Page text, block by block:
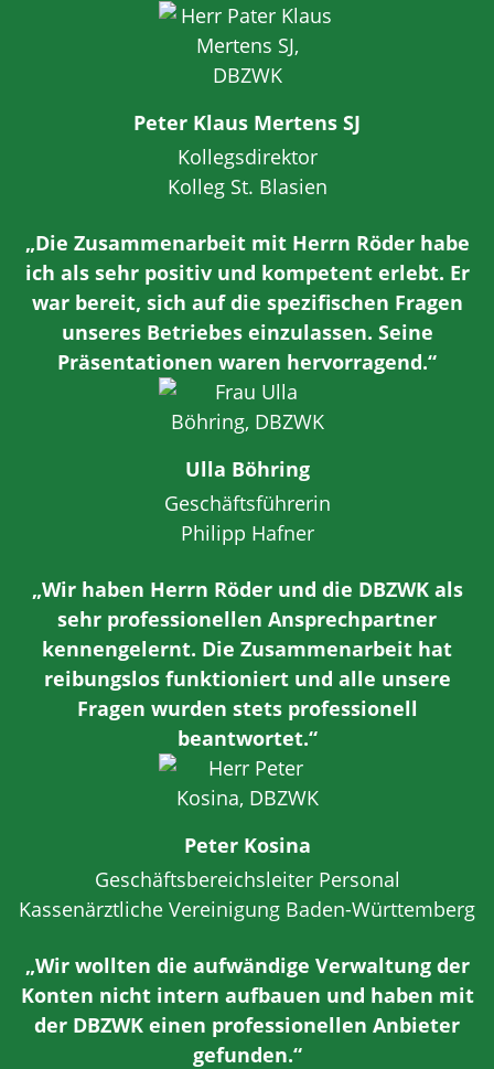
Peter Klaus Mertens SJ
Kollegsdirektor
Kolleg St. Blasien
„Die Zusammenarbeit mit Herrn Röder habe
ich als sehr positiv und kompetent erlebt. Er
war bereit, sich auf die spezifischen Fragen
unseres Betriebes einzulassen. Seine
Präsentationen waren hervorragend.“
Ulla Böhring
Geschäftsführerin
Philipp Hafner
„Wir haben Herrn Röder und die DBZWK als
sehr professionellen Ansprechpartner
kennengelernt. Die Zusammenarbeit hat
reibungslos funktioniert und alle unsere
Fragen wurden stets professionell
beantwortet.“
Peter Kosina
Geschäftsbereichsleiter Personal
Kassenärztliche Vereinigung Baden-Württemberg
„Wir wollten die aufwändige Verwaltung der
Konten nicht intern aufbauen und haben mit
der DBZWK einen professionellen Anbieter
gefunden.“